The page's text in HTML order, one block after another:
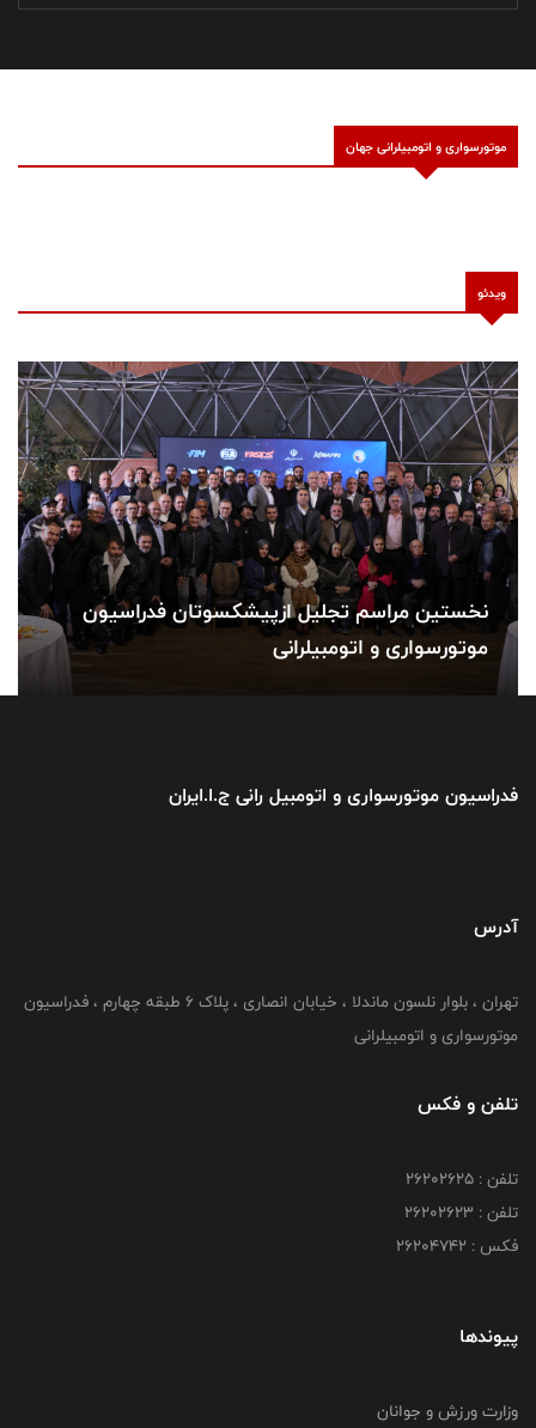
حضور خاطره‌انگیز ۵۰ خودرو از
موتورسواری و اتومبیلرانی جهان
ویدئو
نخستین مراسم تجلیل ازپیشکسوتان فدراسیون
موتورسواری و اتومبیلرانی
فدراسیون موتورسواری و اتومبیل رانی ج.ا.ایران
آدرس
تهران ، بلوار نلسون ماندلا ، خیابان انصاری ، پلاک ۶ طبقه چهارم ، فدراسیون
موتورسواری و اتومبیلرانی
تلفن و فکس
تلفن : ۲۶۲۰۲۶۲۵
تلفن : ۲۶۲۰۲۶۲۳
فکس : ۲۶۲۰۴۷۴۲
پیوندها
وزارت ورزش و جوانان